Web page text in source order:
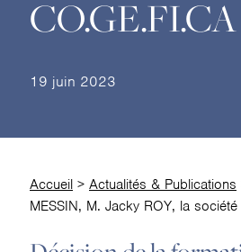
CO.GE.FI.CA
19 juin 2023
Accueil > Actualités & Publications
MESSIN, M. Jacky ROY, la